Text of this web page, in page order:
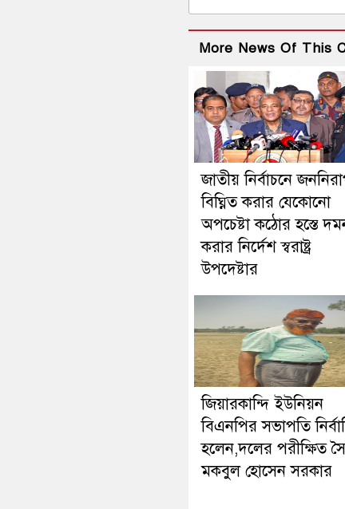
More News Of This
জাতীয় নির্বাচনে
বিঘ্নিত করার যেকোনো
অপচেষ্টা কঠোর হস্তে
করার নির্দেশ স্বরাষ্ট্র
উপদেষ্টার
জিয়ারকান্দি ইউনিয়ন
বিএনপির সভাপতি
হলেন,দলের পরীক্ষিত
মকবুল হোসেন সরকার